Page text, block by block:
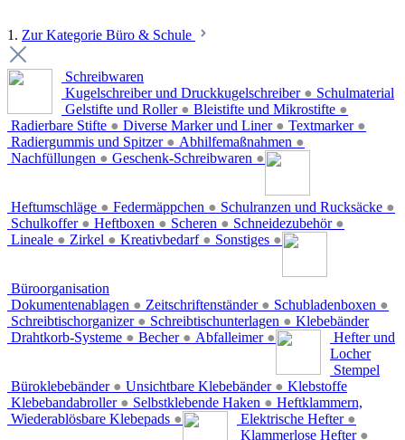
1. Zur Kategorie Büro & Schule
Schreibwaren
Kugelschreiber und Druckkugelschreiber ●
Gelstifte und Roller ● Bleistifte und Mikrostifte ●
Radierbare Stifte ● Diverse Marker und Liner ● Textmarker ●
Radiergummis und Spitzer ● Abhilfemaßnahmen ●
Nachfüllungen ● Geschenk-Schreibwaren ●
Schulmaterial
Heftumschläge ● Federmäppchen ● Schulranzen und Rucksäcke ●
Schulkoffer ● Heftboxen ● Scheren ● Schneidezubehör ●
Lineale ● Zirkel ● Kreativbedarf ● Sonstiges ●
Büroorganisation
Dokumentenablagen ● Zeitschriftenständer ● Schubladenboxen ●
Schreibtischorganizer ● Schreibtischunterlagen ●
Drahtkorb-Systeme ● Becher ● Abfalleimer ●
Klebebänder
Büroklebebänder ● Unsichtbare Klebebänder ●
Klebebandabroller ● Selbstklebende Haken ●
Wiederablösbare Klebepads ●
Hefter und
Locher
Elektrische Hefter ●
Klammerlose Hefter ●
Stempel
Klebstoffe
Heftklammern,